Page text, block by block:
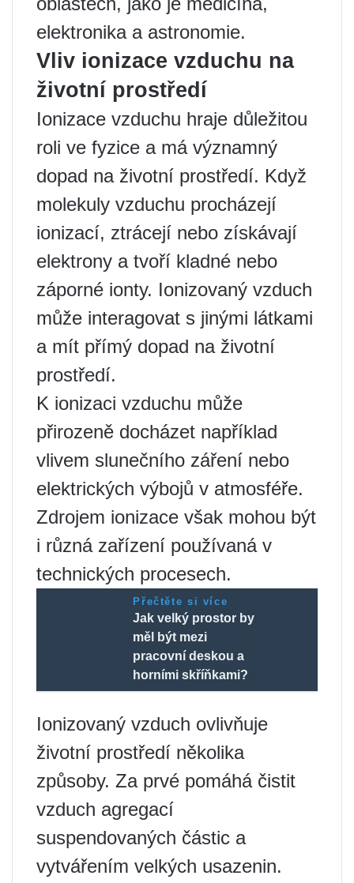
elektronika a astronomie.
Vliv ionizace vzduchu na
životní prostředí
Ionizace vzduchu hraje důležitou
roli ve fyzice a má významný
dopad na životní prostředí. Když
molekuly vzduchu procházejí
ionizací, ztrácejí nebo získávají
elektrony a tvoří kladné nebo
záporné ionty. Ionizovaný vzduch
může interagovat s jinými látkami
a mít přímý dopad na životní
prostředí.
K ionizaci vzduchu může
přirozeně docházet například
vlivem slunečního záření nebo
elektrických výbojů v atmosféře.
Zdrojem ionizace však mohou být
i různá zařízení používaná v
technických procesech.
Přečtěte si více
Jak velký prostor by
měl být mezi
pracovní deskou a
horními skříňkami?
Ionizovaný vzduch ovlivňuje
životní prostředí několika
způsoby. Za prvé pomáhá čistit
vzduch agregací
suspendovaných částic a
vytvářením velkých usazenin.